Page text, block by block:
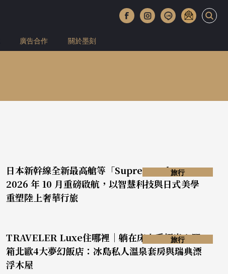
廣告合作 關於墨刻
日本新幹線全新最高艙等「Supreme Class」
2026 年 10 月重磅啟航，以智慧科技與日式美學
重塑陸上奢華行旅
旅行
TRAVELER Luxe住哪裡｜躺在床上看極光！開
箱北歐4大夢幻飯店：冰島私人溫泉套房與瑞典漂
浮木屋
旅行